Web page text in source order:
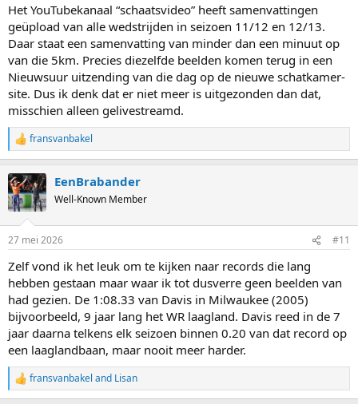
Het YouTubekanaal “schaatsvideo” heeft samenvattingen
geüpload van alle wedstrijden in seizoen 11/12 en 12/13.
Daar staat een samenvatting van minder dan een minuut op
van die 5km. Precies diezelfde beelden komen terug in een
Nieuwsuur uitzending van die dag op de nieuwe schatkamer-
site. Dus ik denk dat er niet meer is uitgezonden dan dat,
misschien alleen gelivestreamd.
R
e
c
t
i
s
fransvanbakel
EenBrabander
Well-Known Member
27 mei 2026 #11
Zelf vond ik het leuk om te kijken naar records die lang
hebben gestaan maar waar ik tot dusverre geen beelden van
had gezien. De 1:08.33 van Davis in Milwaukee (2005)
bijvoorbeeld, 9 jaar lang het WR laagland. Davis reed in de 7
jaar daarna telkens elk seizoen binnen 0.20 van dat record op
een laaglandbaan, maar nooit meer harder.
R
e
fransvanbakel and Lisan